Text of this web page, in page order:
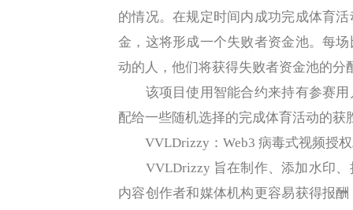
的情况。在规定时间内成功完成体育
金，这将形成一个失败者资金池。每
动的人，他们将获得失败者资金池的分
该项目使用智能合约来持有参赛用
配给一些随机选择的完成体育活动的获
VVLDrizzy：Web3 病毒式视频授
VVLDrizzy 旨在制作、添加水印、
内容创作者和媒体机构更容易获得报